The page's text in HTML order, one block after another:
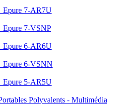
7-AR7U
7-VSNP
6-AR6U
6-VSNN
5-AR5U